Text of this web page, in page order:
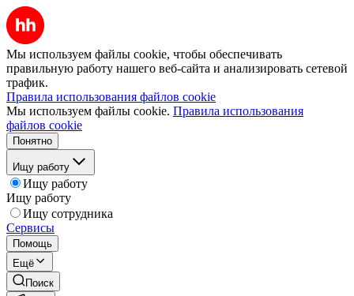
Мы используем файлы cookie, чтобы обеспечивать
правильную работу нашего веб-сайта и анализировать сетевой
трафик.
Правила использования файлов cookie
Мы используем файлы cookie. Правила использования
файлов cookie
Понятно
Ищу работу
Ищу работу
Ищу работу
Ищу сотрудника
Сервисы
Помощь
Ещё
Поиск